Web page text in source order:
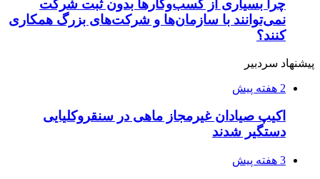
چرا بسیاری از کسب‌وکارها بدون ثبت شرکت
نمی‌توانند با سازمان‌ها و شرکت‌های بزرگ همکاری
کنند؟
پیشنهاد سردبیر
2 هفته پیش
اکیپ صیادان غیرمجاز ماهی در سنقروکلیایی
دستگیر شدند
3 هفته پیش